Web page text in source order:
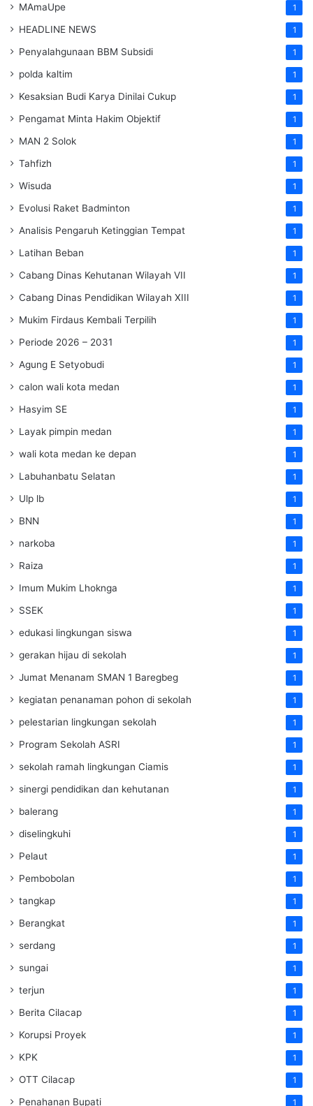
MAmaUpe 1
HEADLINE NEWS 1
Penyalahgunaan BBM Subsidi 1
polda kaltim 1
Kesaksian Budi Karya Dinilai Cukup 1
Pengamat Minta Hakim Objektif 1
MAN 2 Solok 1
Tahfizh 1
Wisuda 1
Evolusi Raket Badminton 1
Analisis Pengaruh Ketinggian Tempat 1
Latihan Beban 1
Cabang Dinas Kehutanan Wilayah VII 1
Cabang Dinas Pendidikan Wilayah XIII 1
Mukim Firdaus Kembali Terpilih 1
Periode 2026 – 2031 1
Agung E Setyobudi 1
calon wali kota medan 1
Hasyim SE 1
Layak pimpin medan 1
wali kota medan ke depan 1
Labuhanbatu Selatan 1
Ulp lb 1
BNN 1
narkoba 1
Raiza 1
Imum Mukim Lhoknga 1
SSEK 1
edukasi lingkungan siswa 1
gerakan hijau di sekolah 1
Jumat Menanam SMAN 1 Baregbeg 1
kegiatan penanaman pohon di sekolah 1
pelestarian lingkungan sekolah 1
Program Sekolah ASRI 1
sekolah ramah lingkungan Ciamis 1
sinergi pendidikan dan kehutanan 1
balerang 1
diselingkuhi 1
Pelaut 1
Pembobolan 1
tangkap 1
Berangkat 1
serdang 1
sungai 1
terjun 1
Berita Cilacap 1
Korupsi Proyek 1
KPK 1
OTT Cilacap 1
Penahanan Bupati 1